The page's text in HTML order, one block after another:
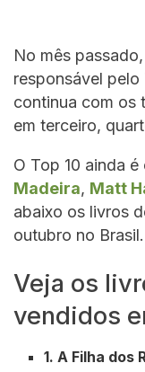
No mês passado,
responsável
continua com os
em terceiro,
O Top 10 ainda
Madeira, Matt
abaixo os livros
outubro no Brasil.
Veja os
vendidos
1. A Filha dos